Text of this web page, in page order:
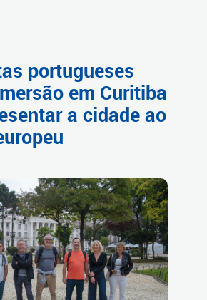
portugueses
em Curitiba
a cidade ao